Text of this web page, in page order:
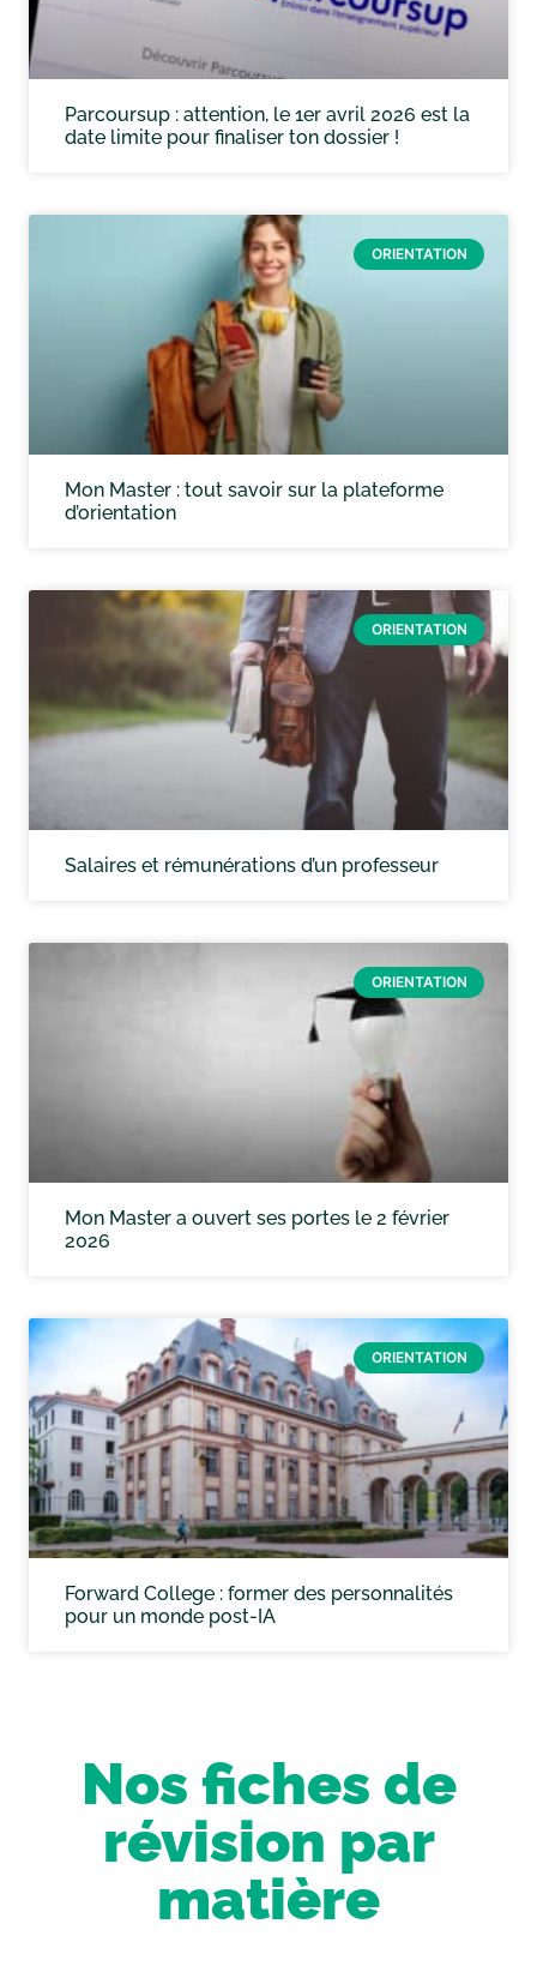
Parcoursup : attention, le 1er avril 2026 est la
date limite pour finaliser ton dossier !
ORIENTATION
Mon Master : tout savoir sur la plateforme
d’orientation
ORIENTATION
Salaires et rémunérations d’un professeur
ORIENTATION
Mon Master a ouvert ses portes le 2 février
2026
ORIENTATION
Forward College : former des personnalités
pour un monde post-IA
Nos fiches de
révision par
matière